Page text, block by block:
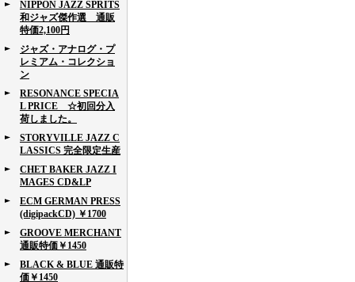
NIPPON JAZZ SPRITS
和ジャズ傑作選 通販
特価2,100円
ジャズ・アナログ・プ
レミアム・コレクショ
ン
RESONANCE SPECIA
L PRICE ☆初回分入
荷しました。
STORYVILLE JAZZ C
LASSICS 完全限定生産
CHET BAKER JAZZ I
MAGES CD&LP
ECM GERMAN PRESS
(digipackCD) ￥1700
GROOVE MERCHANT
通販特価￥1450
BLACK & BLUE 通販特
価￥1450